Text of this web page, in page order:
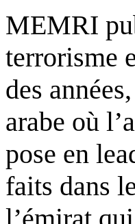
MEMRI
terrorisme
des
arabe où
pose en
faits dans